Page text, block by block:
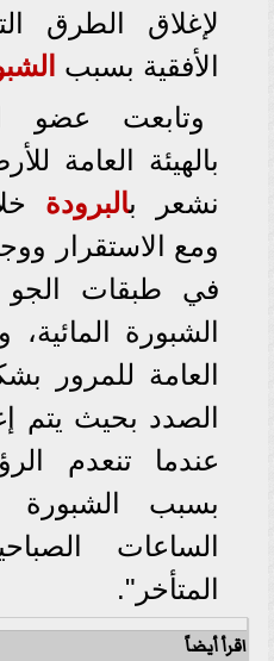
لإغلاق الطرق
الأفقية بسبب
وتابعت عضو
بالهيئة العامة
نشعر بالبرودة
ومع الاستقرار
في طبقات الجو
الشبورة
العامة للمرور
الصدد بحيث يتم
عندما تنعدم
بسبب
الساعات
المتأخر".
اقرأ أيضاً